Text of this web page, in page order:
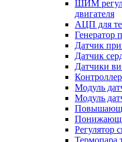
ШИМ
двигателя
АЦП для
Генератор
Датчик
Датчик
Датчики
Модуль
Модуль
Регулятор
Термопара